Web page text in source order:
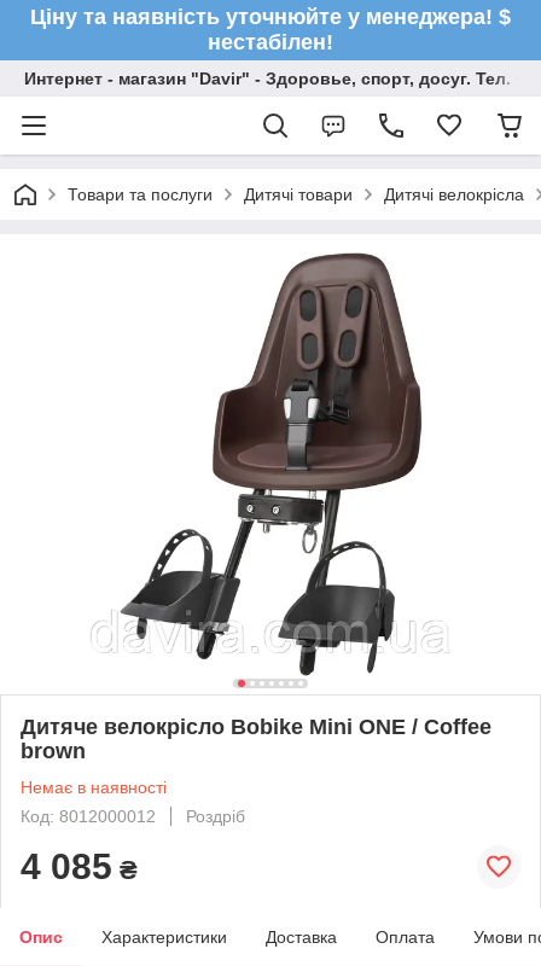
Ціну та наявність уточнюйте у менеджера! $
нестабілен!
Интернет - магазин "Davir" - Здоровье, спорт, досуг. Тел.
Товари та послуги Дитячі товари Дитячі велокрісла
Дитяче велокрісло Bobike Mini ONE / Coffee
brown
Немає в наявності
Код: 8012000012
Роздріб
4 085 ₴
Опис Характеристики Доставка Оплата Умови